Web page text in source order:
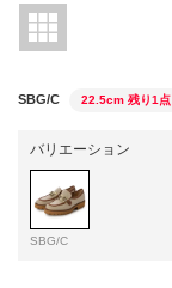
SBG/C 22.5cm 残り1点
バリエーション
SBG/C